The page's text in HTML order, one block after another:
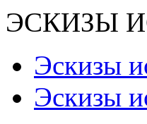
ЭСКИЗЫ
Эскизы
Эскизы